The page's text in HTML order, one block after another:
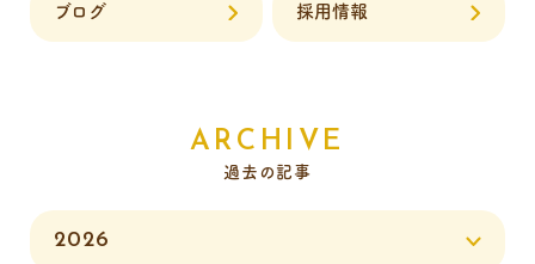
ブログ 採用情報
ARCHIVE
過去の記事
2026